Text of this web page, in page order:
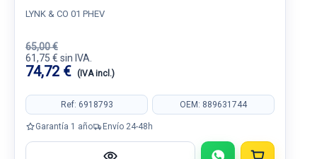
LYNK & CO 01 PHEV
65,00 €
61,75 € sin IVA.
74,72 € (IVA incl.)
Ref: 6918793 OEM: 889631744
Garantía 1 año Envío 24-48h